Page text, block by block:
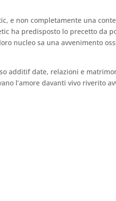
e non completamente una
ha predisposto lo precetto da
nucleo sa una avvenimento
additif date, relazioni e
l’amore davanti vivo riverito